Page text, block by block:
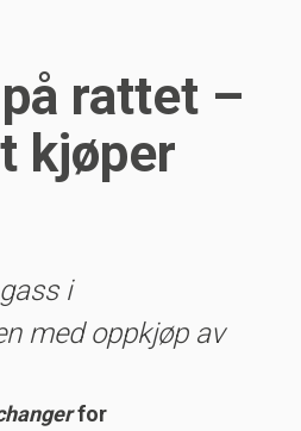
rattet –
kjøper
i
med oppkjøp av
for